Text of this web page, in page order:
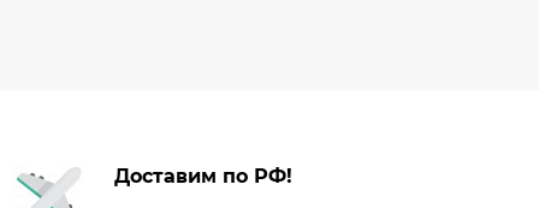
Доставим по РФ!